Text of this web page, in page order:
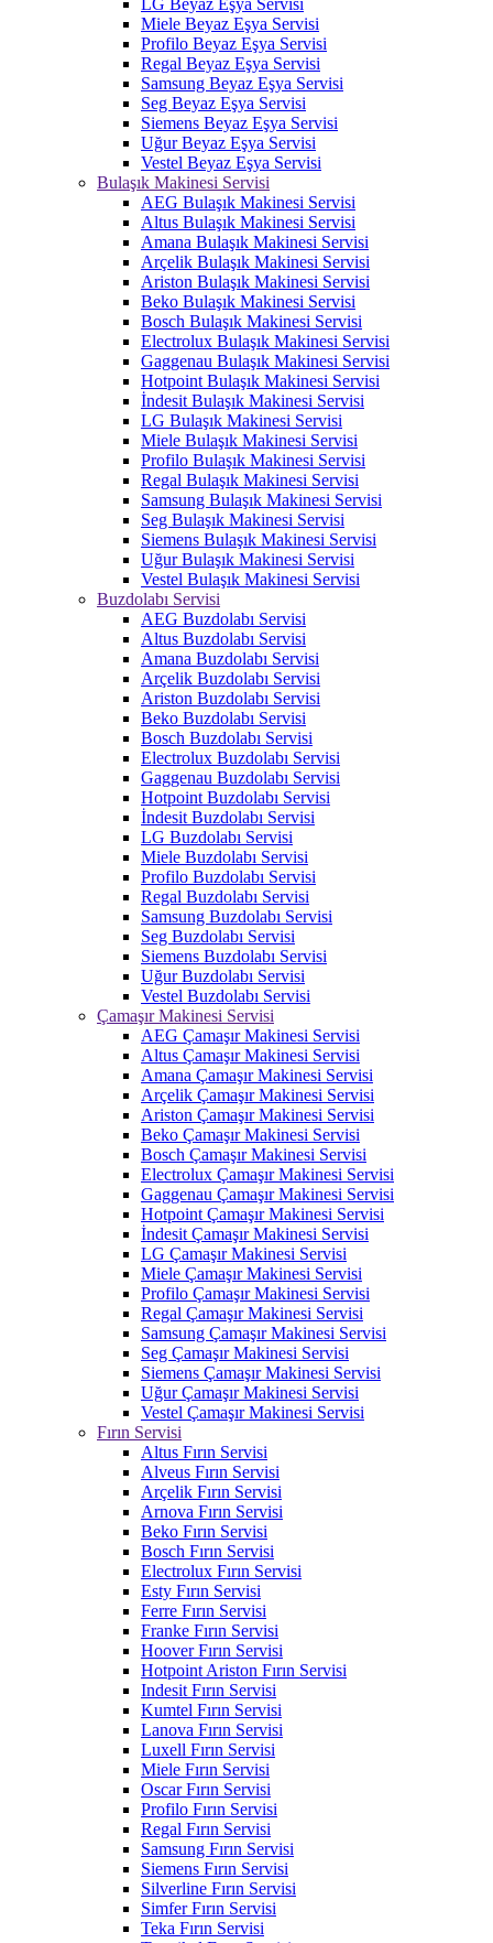
LG Beyaz Eşya Servisi
Miele Beyaz Eşya Servisi
Profilo Beyaz Eşya Servisi
Regal Beyaz Eşya Servisi
Samsung Beyaz Eşya Servisi
Seg Beyaz Eşya Servisi
Siemens Beyaz Eşya Servisi
Uğur Beyaz Eşya Servisi
Vestel Beyaz Eşya Servisi
Bulaşık Makinesi Servisi
AEG Bulaşık Makinesi Servisi
Altus Bulaşık Makinesi Servisi
Amana Bulaşık Makinesi Servisi
Arçelik Bulaşık Makinesi Servisi
Ariston Bulaşık Makinesi Servisi
Beko Bulaşık Makinesi Servisi
Bosch Bulaşık Makinesi Servisi
Electrolux Bulaşık Makinesi Servisi
Gaggenau Bulaşık Makinesi Servisi
Hotpoint Bulaşık Makinesi Servisi
İndesit Bulaşık Makinesi Servisi
LG Bulaşık Makinesi Servisi
Miele Bulaşık Makinesi Servisi
Profilo Bulaşık Makinesi Servisi
Regal Bulaşık Makinesi Servisi
Samsung Bulaşık Makinesi Servisi
Seg Bulaşık Makinesi Servisi
Siemens Bulaşık Makinesi Servisi
Uğur Bulaşık Makinesi Servisi
Vestel Bulaşık Makinesi Servisi
Buzdolabı Servisi
AEG Buzdolabı Servisi
Altus Buzdolabı Servisi
Amana Buzdolabı Servisi
Arçelik Buzdolabı Servisi
Ariston Buzdolabı Servisi
Beko Buzdolabı Servisi
Bosch Buzdolabı Servisi
Electrolux Buzdolabı Servisi
Gaggenau Buzdolabı Servisi
Hotpoint Buzdolabı Servisi
İndesit Buzdolabı Servisi
LG Buzdolabı Servisi
Miele Buzdolabı Servisi
Profilo Buzdolabı Servisi
Regal Buzdolabı Servisi
Samsung Buzdolabı Servisi
Seg Buzdolabı Servisi
Siemens Buzdolabı Servisi
Uğur Buzdolabı Servisi
Vestel Buzdolabı Servisi
Çamaşır Makinesi Servisi
AEG Çamaşır Makinesi Servisi
Altus Çamaşır Makinesi Servisi
Amana Çamaşır Makinesi Servisi
Arçelik Çamaşır Makinesi Servisi
Ariston Çamaşır Makinesi Servisi
Beko Çamaşır Makinesi Servisi
Bosch Çamaşır Makinesi Servisi
Electrolux Çamaşır Makinesi Servisi
Gaggenau Çamaşır Makinesi Servisi
Hotpoint Çamaşır Makinesi Servisi
İndesit Çamaşır Makinesi Servisi
LG Çamaşır Makinesi Servisi
Miele Çamaşır Makinesi Servisi
Profilo Çamaşır Makinesi Servisi
Regal Çamaşır Makinesi Servisi
Samsung Çamaşır Makinesi Servisi
Seg Çamaşır Makinesi Servisi
Siemens Çamaşır Makinesi Servisi
Uğur Çamaşır Makinesi Servisi
Vestel Çamaşır Makinesi Servisi
Fırın Servisi
Altus Fırın Servisi
Alveus Fırın Servisi
Arçelik Fırın Servisi
Arnova Fırın Servisi
Beko Fırın Servisi
Bosch Fırın Servisi
Electrolux Fırın Servisi
Esty Fırın Servisi
Ferre Fırın Servisi
Franke Fırın Servisi
Hoover Fırın Servisi
Hotpoint Ariston Fırın Servisi
Indesit Fırın Servisi
Kumtel Fırın Servisi
Lanova Fırın Servisi
Luxell Fırın Servisi
Miele Fırın Servisi
Oscar Fırın Servisi
Profilo Fırın Servisi
Regal Fırın Servisi
Samsung Fırın Servisi
Siemens Fırın Servisi
Silverline Fırın Servisi
Simfer Fırın Servisi
Teka Fırın Servisi